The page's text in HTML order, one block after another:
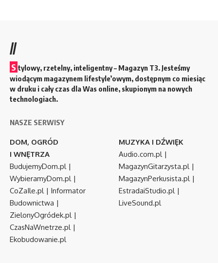
//
S tylowy, rzetelny, inteligentny – Magazyn T3. Jesteśmy
wiodącym magazynem lifestyle’owym, dostępnym co miesiąc
w druku i cały czas dla Was online, skupionym na nowych
technologiach.
NASZE SERWISY
DOM, OGRÓD
I WNĘTRZA
BudujemyDom.pl|
WybieramyDom.pl|
CoZaIle.pl| Informator
Budownictwa |
ZielonyOgródek.pl|
CzasNaWnetrze.pl|
Ekobudowanie.pl
MUZYKA I DŹWIĘK
Audio.com.pl|
MagazynGitarzysta.pl|
MagazynPerkusista.pl|
EstradaiStudio.pl|
LiveSound.pl